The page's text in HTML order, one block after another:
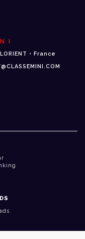
• France